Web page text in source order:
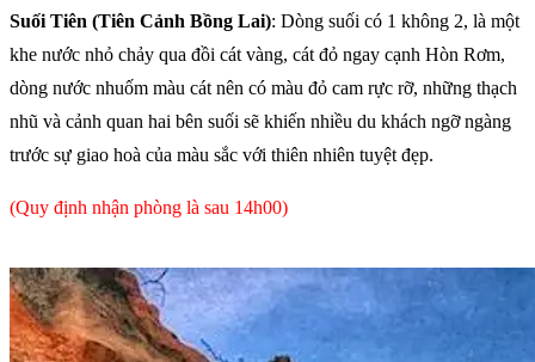
Suối Tiên (Tiên Cảnh Bồng Lai): Dòng suối có 1 không 2, là một
khe nước nhỏ chảy qua đồi cát vàng, cát đỏ ngay cạnh Hòn Rơm,
dòng nước nhuốm màu cát nên có màu đỏ cam rực rỡ, những thạch
nhũ và cảnh quan hai bên suối sẽ khiến nhiều du khách ngỡ ngàng
trước sự giao hoà của màu sắc với thiên nhiên tuyệt đẹp.
(Quy định nhận phòng là sau 14h00)